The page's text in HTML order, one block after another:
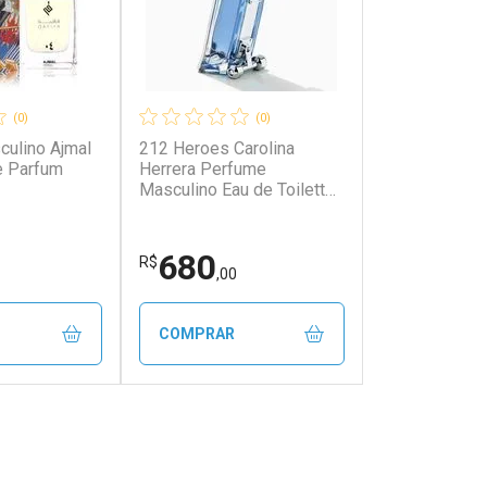
(0)
Ajmal
Parfum
(0)
212 Heroes Carolina
Herrera Perfume
Masculino Eau de Toilette
R$680,00
COMPRAR